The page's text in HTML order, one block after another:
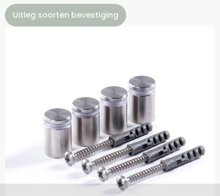
Uitleg soorten bevestiging